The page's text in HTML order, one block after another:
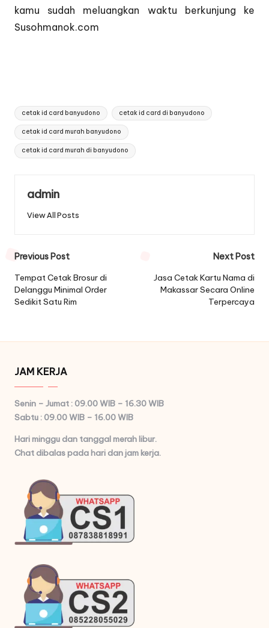
kamu sudah meluangkan waktu berkunjung ke
Susohmanok.com
Tags:
cetak id card banyudono cetak id card di banyudono
cetak id card murah banyudono
cetak id card murah di banyudono
admin
View All Posts
Post
navigation
Previous Post
Tempat Cetak Brosur di
Delanggu Minimal Order
Sedikit Satu Rim
Next Post
Jasa Cetak Kartu Nama di
Makassar Secara Online
Terpercaya
JAM KERJA
Senin – Jumat : 09.00 WIB – 16.30 WIB
Sabtu : 09.00 WIB – 16.00 WIB
Hari minggu dan tanggal merah libur.
Chat dibalas pada hari dan jam kerja.